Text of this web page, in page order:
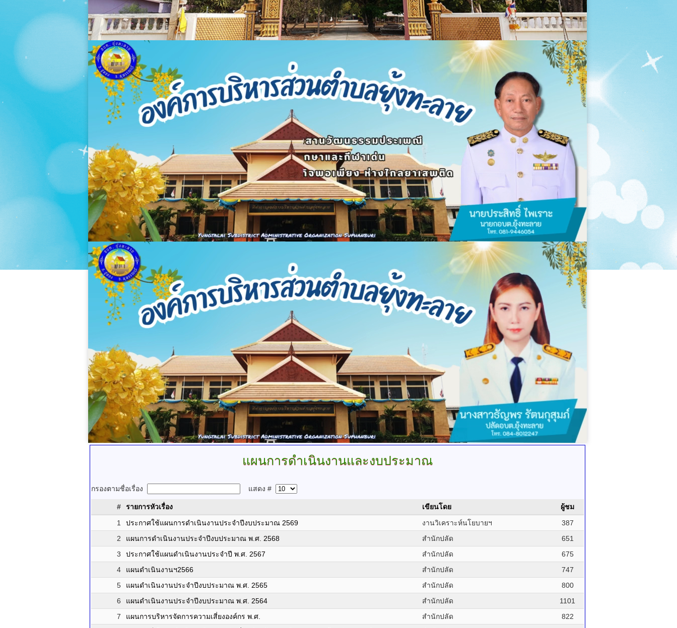
แผนการดำเนินงานและงบประมาณ
กรองตามชื่อเรื่อง แสดง #
# รายการหัวเรื่อง เขียนโดย
ผู้ชม
1
ประกาศใช้แผนการดำเนินงานประจำปีงบประมาณ 2569 งานวิเคราะห์นโยบายฯ
387
2
แผนการดำเนินงานประจำปีงบประมาณ พ.ศ. 2568 สำนักปลัด
651
3
ประกาศใช้แผนดำเนินงานประจำปี พ.ศ. 2567 สำนักปลัด
675
4
แผนดำเนินงานฯ2566 สำนักปลัด
747
5
แผนดำเนินงานประจำปีงบประมาณ พ.ศ. 2565 สำนักปลัด
800
6
แผนดำเนินงานประจำปีงบประมาณ พ.ศ. 2564 สำนักปลัด
1101
7
แผนการบริหารจัดการความเสี่ยงองค์กร พ.ศ. สำนักปลัด
822